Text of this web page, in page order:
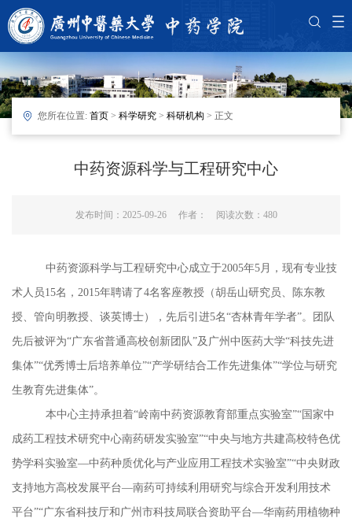
您所在位置: 首页 > 科学研究 > 科研机构 > 正文
中药资源科学与工程研究中心
发布时间：2025-09-26 作者： 阅读次数： 480
中药资源科学与工程研究中心成立于2005年5月，现有专业技
术人员15名，2015年聘请了4名客座教授（胡岳山研究员、陈东教
授、管向明教授、谈英博士），先后引进5名“杏林青年学者”。团队
先后被评为“广东省普通高校创新团队”及广州中医药大学“科技先进
集体”“优秀博士后培养单位”“产学研结合工作先进集体”“学位与研究
生教育先进集体”。
本中心主持承担着“岭南中药资源教育部重点实验室”“国家中
成药工程技术研究中心南药研发实验室”“中央与地方共建高校特色优
势学科实验室—中药种质优化与产业应用工程技术实验室”“中央财政
支持地方高校发展平台—南药可持续利用研究与综合开发利用技术
平台”“广东省科技厅和广州市科技局联合资助平台—华南药用植物种